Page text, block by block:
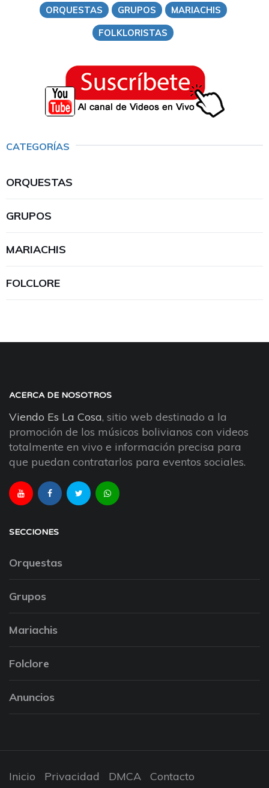
ORQUESTAS GRUPOS
MARIACHIS
FOLKLORISTAS
CATEGORÍAS
ORQUESTAS
GRUPOS
MARIACHIS
FOLCLORE
ACERCA DE NOSOTROS
Viendo Es La Cosa, sitio web destinado a la
promoción de los músicos bolivianos con videos
totalmente en vivo e información precisa para
que puedan contratarlos para eventos sociales.
SECCIONES
Orquestas
Grupos
Mariachis
Folclore
Anuncios
Inicio Privacidad DMCA Contacto